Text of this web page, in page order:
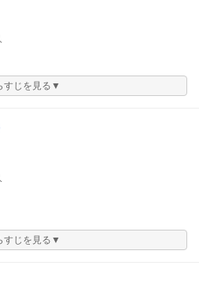
すじを見る▼
すじを見る▼